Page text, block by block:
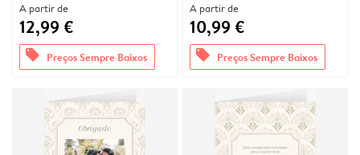
A partir de
12,99 €
offers Preços Sempre Baixos
A partir de
10,99 €
offers Preços Sempre Baixos